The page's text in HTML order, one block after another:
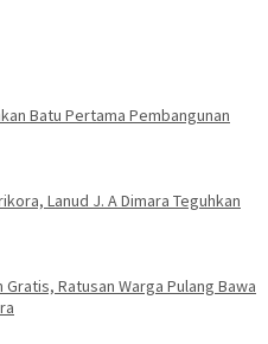
Batu Pertama Pembangunan
Lanud J. A Dimara Teguhkan
Gratis, Ratusan Warga Pulang Bawa